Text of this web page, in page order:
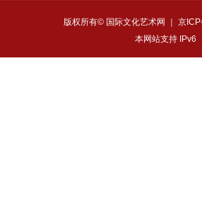
版权所有© 国际文化艺术网 ｜ 京
本网站支持 IPv6